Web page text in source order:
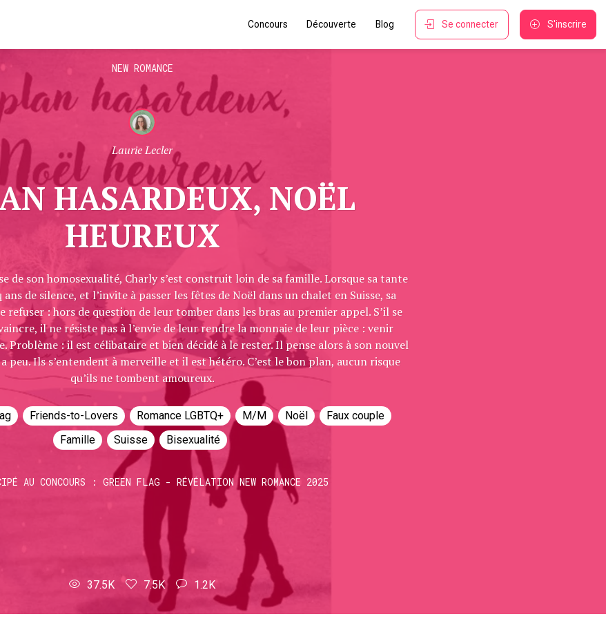
Concours Découverte Blog S'inscrire
Se connecter
NEW ROMANCE
Laurie Lecler
HASARDEUX, NOËL
HEUREUX
de son homosexualité, Charly s’est construit loin de sa famille. Lorsque sa tante
de silence, et l’invite à passer les fêtes de Noël dans un chalet en Suisse, sa
refuser : hors de question de leur tomber dans les bras au premier appel. S’il se
il ne résiste pas à l’envie de leur rendre la monnaie de leur pièce : venir
Problème : il est célibataire et bien décidé à le rester. Il pense alors à son nouvel
peu. Ils s’entendent à merveille et il est hétéro. C’est le bon plan, aucun risque
qu’ils ne tombent amoureux.
Friends-to-Lovers Romance LGBTQ+ M/M Noël
Faux couple
Famille
Suisse Bisexualité
AU CONCOURS : GREEN FLAG - RÉVÉLATION NEW ROMANCE 2025
37.5K 7.5K 1.2K